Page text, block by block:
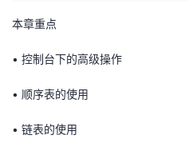
页
开
发
者
我
本章重点
• 控制台下的高级操作
• 顺序表的使用
• 链表的使用